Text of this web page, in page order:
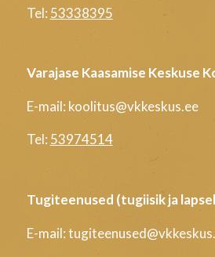
Tel: 53338395
Varajase Kaasamise Keskuse
E-mail: koolitus@vkkeskus.ee
Tel: 53974514
Tugiteenused (tugiisik ja
E-mail: